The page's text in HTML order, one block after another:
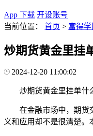
App 下载 开设账号
当前位置：
首页 > 富得
炒期货黄金里挂
2024-12-20 11:00:02
炒期货黄金里挂单什
在金融市场中，期货
义和应用却不是很清楚。